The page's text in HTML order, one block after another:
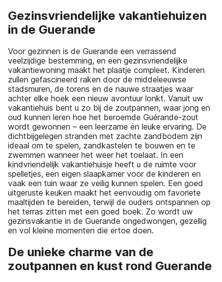
Gezinsvriendelijke vakantiehuizen
in de Guerande
Voor gezinnen is de Guerande een verrassend
veelzijdige bestemming, en een gezinsvriendelijke
vakantiewoning maakt het plaatje compleet. Kinderen
zullen gefascineerd raken door de middeleeuwse
stadsmuren, de torens en de nauwe straatjes waar
achter elke hoek een nieuw avontuur lonkt. Vanuit uw
vakantiehuis bent u zo bij de zoutpannen, waar jong en
oud kunnen leren hoe het beroemde Guérande-zout
wordt gewonnen – een leerzame én leuke ervaring. De
dichtbijgelegen stranden met zachte zandbodem zijn
ideaal om te spelen, zandkastelen te bouwen en te
zwemmen wanneer het weer het toelaat. In een
kindvriendelijk vakantiehuisje heeft u de ruimte voor
spelletjes, een eigen slaapkamer voor de kinderen en
vaak een tuin waar ze veilig kunnen spelen. Een goed
uitgeruste keuken maakt het eenvoudig om favoriete
maaltijden te bereiden, terwijl de ouders ontspannen op
het terras zitten met een goed boek. Zo wordt uw
gezinsvakantie in de Guerande ongedwongen, gezellig
en vol kleine momenten die ertoe doen.
De unieke charme van de
zoutpannen en kust rond Guerande